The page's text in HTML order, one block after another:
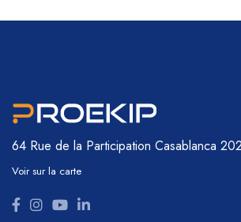
64 Rue de la Participation Casablanca
Voir sur la carte